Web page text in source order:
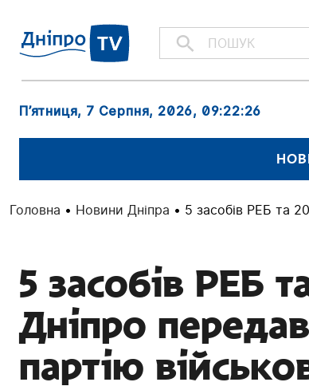
П’ятниця, 7 Серпня, 2026, 09:22:28
Головна • Новини Дніпра • 5 засобів РЕБ та
5 засобів РЕБ
Дніпро
партію